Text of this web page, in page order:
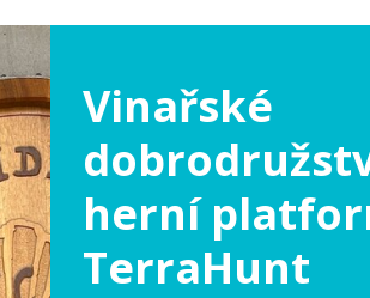
Vinařské
herní
TerraHunt